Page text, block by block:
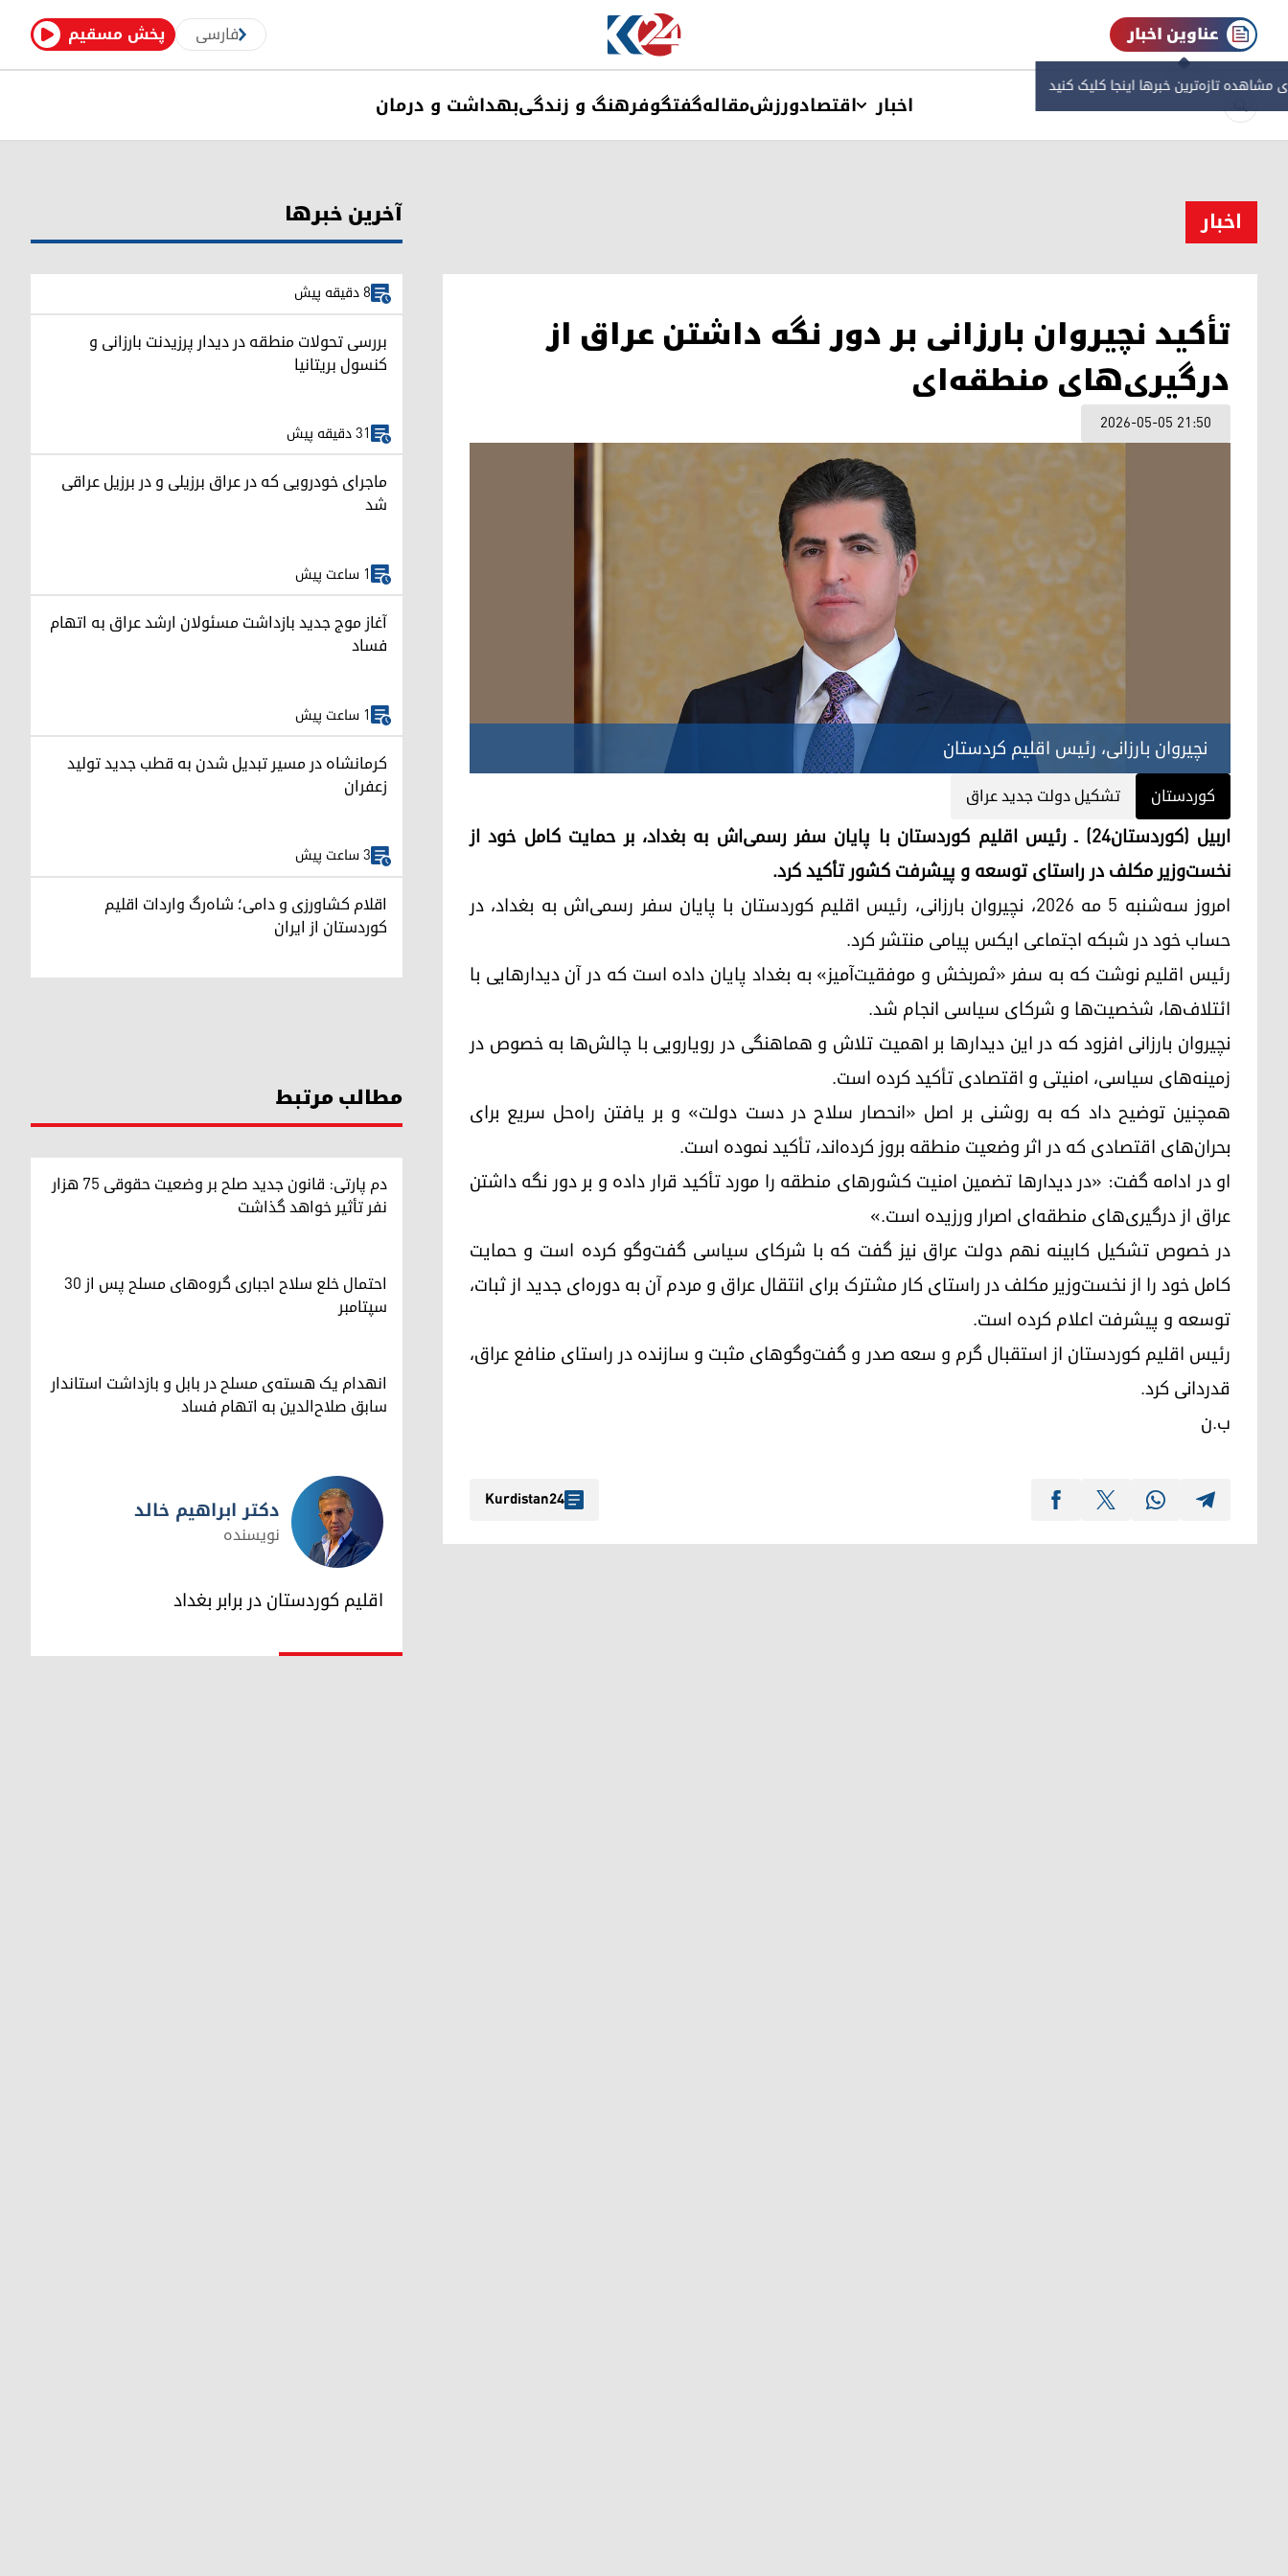
پخش مسقیم فارسی عناوین اخبار
مشاهده‌ تازه‌ترین خبرها اینجا کلیک کنید
اخبار اقتصادورزشمقالهگفتگوفرهنگ و زندگیبهداشت و درمان
اخبار
تأکید نچیروان بارزانی بر دور نگه داشتن عراق از
درگیری‌های منطقه‌ای
2026-05-05 21:50
نچیروان بارزانی، رئیس اقلیم کردستان
کوردستان تشکیل دولت جدید عراق
اربیل (کوردستان۲۴) ـ رئیس اقلیم کوردستان با پایان سفر رسمی‌‌اش به بغداد، بر حمایت کامل خود از
نخست‌وزیر مکلف در راستای توسعه و پیشرفت کشور تأکید کرد.
امروز سه‌شنبه ۵ مه ۲۰۲۶، نچیروان بارزانی، رئیس اقلیم کوردستان با پایان سفر رسمی‌‌اش به بغداد، در
حساب خود در شبکه اجتماعی ایکس پیامی منتشر کرد.
رئیس اقلیم نوشت که به سفر «ثمربخش و موفقیت‌آمیز» به بغداد پایان داده‌ است که در آن دیدارهایی با
ائتلاف‌ها، شخصیت‌ها و شرکای سیاسی انجام شد.
نچیروان بارزانی افزود که در این دیدارها بر اهمیت تلاش و هماهنگی در رویارویی با چالش‌ها به خصوص در
زمینه‌های سیاسی، امنیتی و اقتصادی تأکید کرده است.
همچنین توضیح داد که به روشنی بر اصل «انحصار سلاح در دست دولت» و بر یافتن راه‌حل سریع برای
بحران‌های اقتصادی که در اثر وضعیت منطقه بروز کرده‌اند، تأکید نموده است.
او در ادامه گفت: «در دیدارها تضمین امنیت کشورهای منطقه را مورد تأکید قرار داده و بر دور نگه داشتن
عراق از درگیری‌های منطقه‌ای اصرار ورزیده است.»
در خصوص تشکیل کابینه نهم دولت عراق نیز گفت که با شرکای سیاسی گفت‌وگو کرده‌ است و حمایت
کامل خود را از نخست‌وزیر مکلف در راستای کار مشترک برای انتقال عراق و مردم آن به دوره‌ای جدید از ثبات،
توسعه و پیشرفت اعلام کرده است.
رئیس اقلیم کوردستان از استقبال گرم و سعه صدر و گفت‌وگوهای مثبت و سازنده در راستای منافع عراق،
قدردانی کرد.
ب.ن
Kurdistan24
آخرین خبرها
8 دقیقه پیش
بررسی تحولات منطقه در دیدار پرزیدنت بارزانی و
کنسول بریتانیا
31 دقیقه پیش
ماجرای خودرویی که در عراق برزیلی و در برزیل عراقی
شد
1 ساعت پیش
آغاز موج جدید بازداشت مسئولان ارشد عراق به اتهام
فساد
1 ساعت پیش
کرمانشاه در مسیر تبدیل شدن به قطب جدید تولید
زعفران
3 ساعت پیش
اقلام کشاورزی و دامی؛ شاه‌رگ واردات اقلیم
کوردستان از ایران
مطالب مرتبط
دم پارتی: قانون جدید صلح بر وضعیت حقوقی ۷۵ هزار
نفر تأثیر خواهد گذاشت
احتمال خلع سلاح اجباری گروه‌های مسلح پس از ۳۰
سپتامبر
انهدام یک هسته‌ی مسلح در بابل و بازداشت استاندار
سابق صلاح‌الدین به اتهام فساد
دکتر ابراهیم خالد
دکتر ابراهیم خالد
نویسنده
اقلیم کوردستان در برابر بغداد